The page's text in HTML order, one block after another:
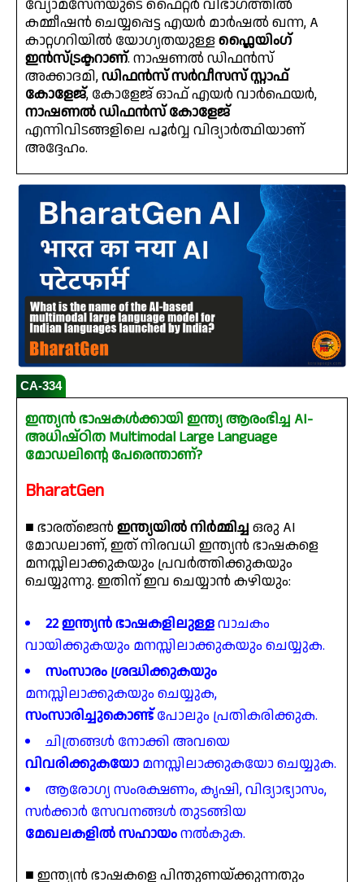
വ്യോമസേനയുടെ ഫൈറ്റർ വിഭാഗത്തിൽ
കമ്മീഷൻ ചെയ്യപ്പെട്ട എയർ മാർഷൽ ഖന്ന, A
കാറ്റഗറിയിൽ യോഗ്യതയുള്ള ഫ്ലൈയിംഗ്
ഇൻസ്ട്രക്ടറാണ്. നാഷണൽ ഡിഫൻസ്
അക്കാദമി,ഡിഫൻസ് സർവീസസ് സ്റ്റാഫ്
കോളേജ്, കോളേജ് ഓഫ് എയർ വാർഫെയർ,
നാഷണൽ ഡിഫൻസ് കോളേജ്
എന്നിവിടങ്ങളിലെ പൂർവ്വ വിദ്യാർത്ഥിയാണ്
അദ്ദേഹം.
CA-334
ഇന്ത്യൻ ഭാഷകൾക്കായി ഇന്ത്യ ആരംഭിച്ച AI-
അധിഷ്ഠിത Multimodal Large Language
മോഡലിന്റെ പേരെന്താണ്?
BharatGen
■ ഭാരത്ജെൻഇന്ത്യയിൽ നിർമ്മിച്ച ഒരു AI
മോഡലാണ്, ഇത് നിരവധി ഇന്ത്യൻ ഭാഷകളെ
മനസ്സിലാക്കുകയും പ്രവർത്തിക്കുകയും
ചെയ്യുന്നു. ഇതിന് ഇവ ചെയ്യാൻ കഴിയും:
22 ഇന്ത്യൻ ഭാഷകളിലുള്ളവാചകം
വായിക്കുകയും മനസ്സിലാക്കുകയും ചെയ്യുക.
സംസാരം ശ്രദ്ധിക്കുകയും
മനസ്സിലാക്കുകയും ചെയ്യുക,
സംസാരിച്ചുകൊണ്ട്പോലും പ്രതികരിക്കുക.
ചിത്രങ്ങൾ നോക്കി അവയെ
വിവരിക്കുകയോ മനസ്സിലാക്കുകയോ ചെയ്യുക.
ആരോഗ്യ സംരക്ഷണം, കൃഷി, വിദ്യാഭ്യാസം,
സർക്കാർ സേവനങ്ങൾ തുടങ്ങിയ
മേഖലകളിൽ സഹായംനൽകുക.
■ ഇന്ത്യൻ ഭാഷകളെ പിന്തുണയ്ക്കുന്നതും